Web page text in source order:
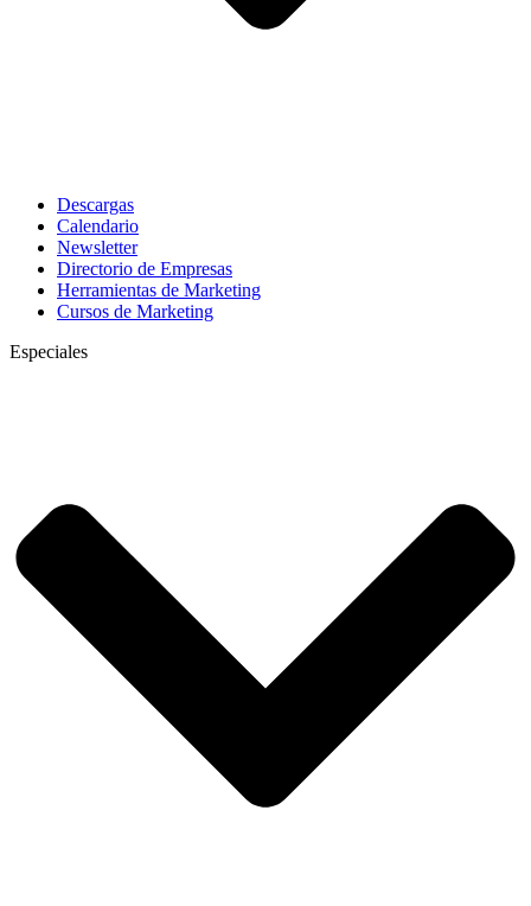
Descargas
Calendario
Newsletter
Directorio de Empresas
Herramientas de Marketing
Cursos de Marketing
Especiales